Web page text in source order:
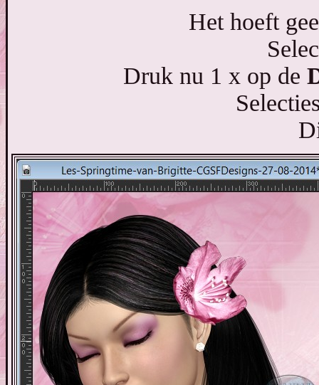
Het hoeft
Druk nu 1 x op de